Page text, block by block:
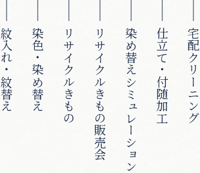
紋入れ・紋替え 染色・染め替え リサイクルきもの リサイクルきもの販売会染め替えシミュレーション仕立て・付随加工 宅配クリーニング